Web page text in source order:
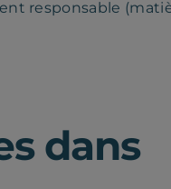
responsable
dans